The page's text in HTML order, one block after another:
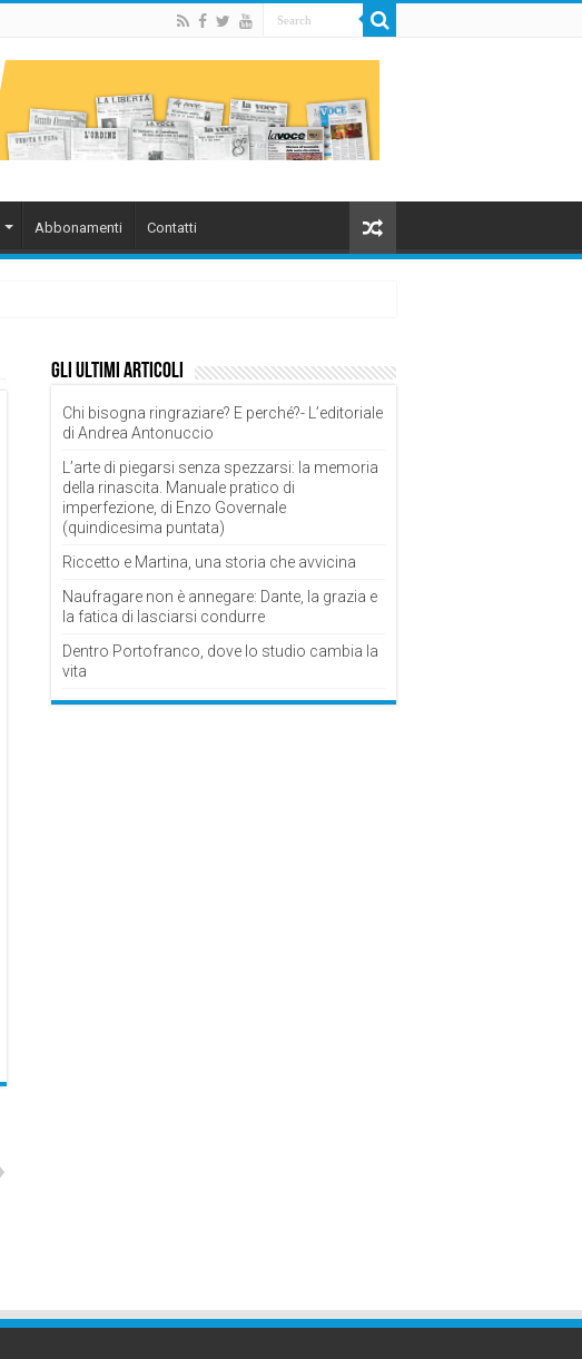
Abbonamenti Contatti
Gli ultimi articoli
Chi bisogna ringraziare? E perché?- L’editoriale
di Andrea Antonuccio
L’arte di piegarsi senza spezzarsi: la memoria
della rinascita. Manuale pratico di
imperfezione, di Enzo Governale
(quindicesima puntata)
Riccetto e Martina, una storia che avvicina
Naufragare non è annegare: Dante, la grazia e
la fatica di lasciarsi condurre
Dentro Portofranco, dove lo studio cambia la
vita